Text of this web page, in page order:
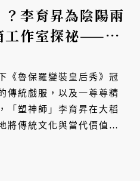
李育昇為陰陽兩
工作室探祕——這
《魯保羅變裝皇后秀》冠
傳統戲服，以及一尊尊精
「塑神師」李育昇在大稻
將傳統文化與當代價值結